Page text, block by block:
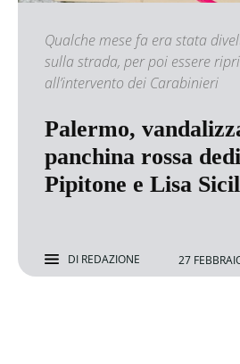
Qualche mese fa era stata
sulla strada, per poi essere
all’intervento dei Carabinieri
Palermo,
panchina rossa
Pipitone e Lisa
DI REDAZIONE 27